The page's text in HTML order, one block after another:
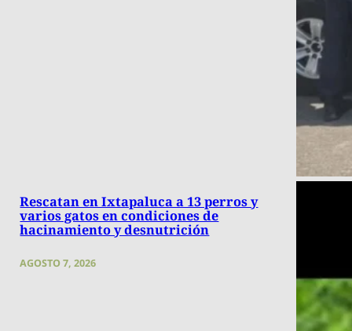
Rescatan en Ixtapaluca a 13 perros y
varios gatos en condiciones de
hacinamiento y desnutrición
AGOSTO 7, 2026